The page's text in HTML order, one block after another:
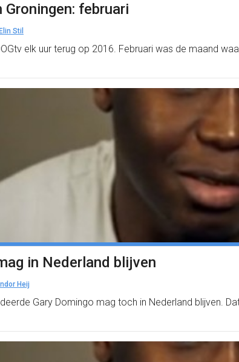
februari
Elin Stil
elk uur terug op 2016. Februari was de maand
in Nederland blijven
Heij
Gary Domingo mag toch in Nederland blijven.